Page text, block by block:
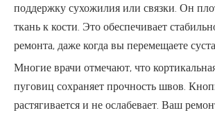
поддержку сухожилия или связки. Он
ткань к кости. Это обеспечивает
ремонта, даже когда вы перемещаете
Многие врачи отмечают, что
пуговиц сохраняет прочность швов.
растягивается и не ослабевает. Ваш